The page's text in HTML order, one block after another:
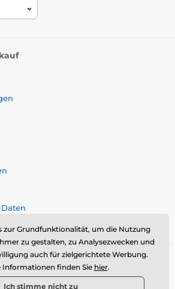
Okružní 361/14, 74718, Píšt',
Republik, VAT: CZ09604707,
zur Grundfunktionalität, um die Nutzung
zu gestalten, zu Analysezwecken und
auch für zielgerichtete Werbung.
Informationen finden Sie hier.
Ich stimme nicht zu